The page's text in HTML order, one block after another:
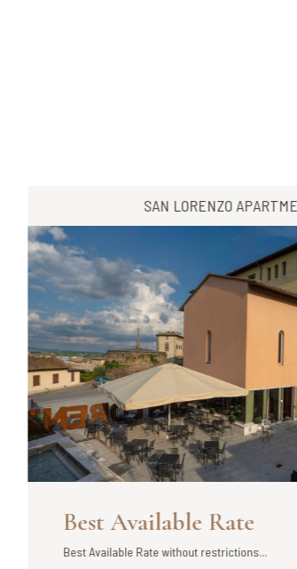
SAN LORENZO
Best Available Rate
Best Available Rate without restrictions...